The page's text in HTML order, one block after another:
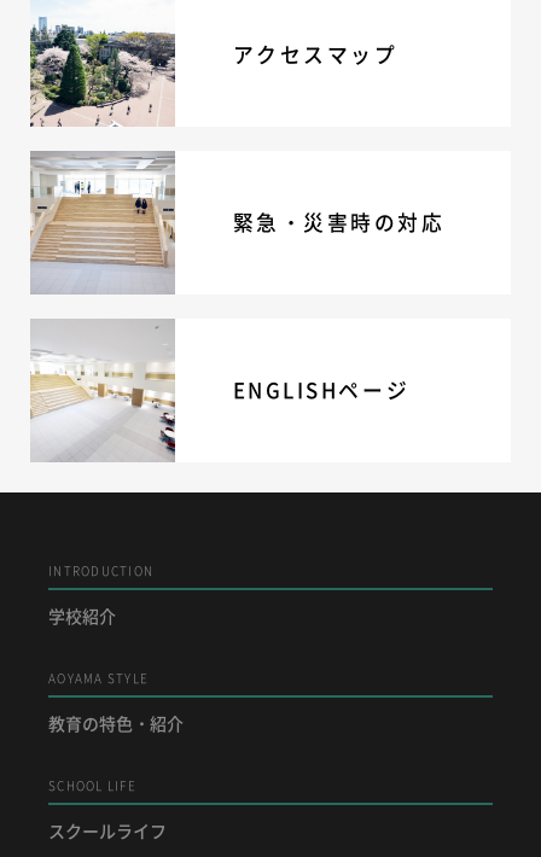
公開行事の紹介
編入学・転入学試験
よくあるご質問
総合案内
ニュース・トピック
お問い合わせ
キャンパスマップ
アクセスマップ
緊急・災害時の対応
ご支援をお考えの方へ
いじめ防止対策
ENGLISHページ
個人情報保護への取り組み
採用情報
アクセスマップ
緊急・災害時の対応
ENGLISHページ
INTRODUCTION
学校紹介
AOYAMA STYLE
教育の特色・紹介
SCHOOL LIFE
スクールライフ